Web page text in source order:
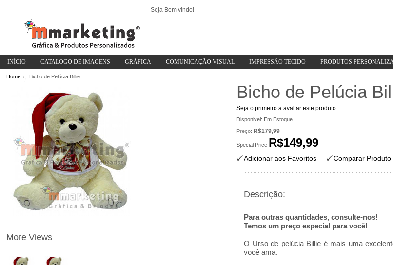
Seja Bem vindo!
INÍCIO CATALOGO DE IMAGENS GRÁFICA COMUNICAÇÃO VISUAL IMPRESSÃO TECIDO PRODUTOS
Home Bicho de Pelúcia Billie
More Views
Bicho de Pelúcia
Seja o primeiro a avaliar este produto
Disponivel: Em Estoque
Preço: R$179,99
Special Price R$149,99
Adicionar aos Favoritos Comparar Produto
Descrição:
Para outras quantidades,consulte-nos!
Temos um preço especial para você!
O Urso de pelúcia Billie é mais uma
você ama.